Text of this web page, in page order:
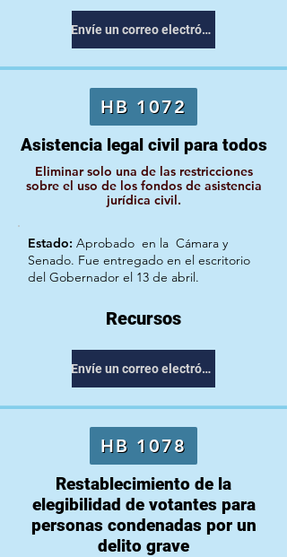
Envíe un correo electrónico a su representante
HB 1072
Asistencia legal civil para todos
Eliminar solo una de las restricciones
sobre el uso de los fondos de asistencia
jurídica civil.
Estado: Aprobado en la Cámara y
Senado. Fue entregado en el escritorio
del Gobernador el 13 de abril.
Recursos
Envíe un correo electrónico a su representante
HB 1078
Restablecimiento de la
elegibilidad de votantes para
personas condenadas por un
delito grave